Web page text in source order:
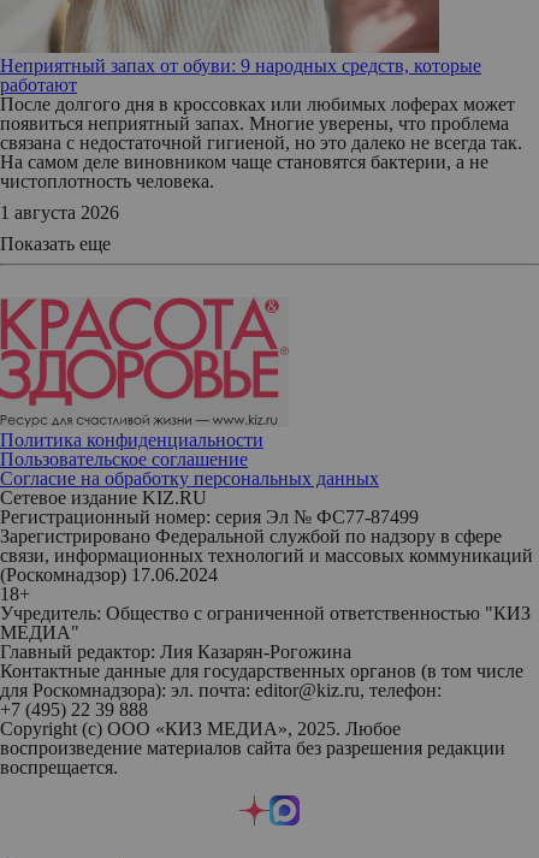
Неприятный запах от обуви: 9 народных средств, которые
работают
После долгого дня в кроссовках или любимых лоферах может
появиться неприятный запах. Многие уверены, что проблема
связана с недостаточной гигиеной, но это далеко не всегда так.
На самом деле виновником чаще становятся бактерии, а не
чистоплотность человека.
1 августа 2026
Показать еще
Политика конфиденциальности
Пользовательское соглашение
Согласие на обработку персональных данных
Сетевое издание KIZ.RU
Регистрационный номер: серия Эл № ФС77-87499
Зарегистрировано Федеральной службой по надзору в сфере
связи, информационных технологий и массовых коммуникаций
(Роскомнадзор) 17.06.2024
18+
Учредитель: Общество с ограниченной ответственностью "КИЗ
МЕДИА"
Главный редактор: Лия Казарян-Рогожина
Контактные данные для государственных органов (в том числе
для Роскомнадзора): эл. почта: editor@kiz.ru, телефон:
+7 (495) 22 39 888
Copyright (с) ООО «КИЗ МЕДИА», 2025. Любое
воспроизведение материалов сайта без разрешения редакции
воспрещается.